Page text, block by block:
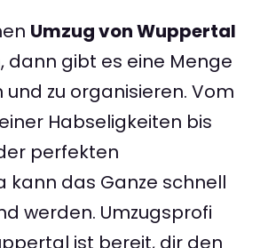
Umzug von Wuppertal
, dann gibt es eine Menge
und zu organisieren. Vom
Habseligkeiten bis
perfekten
kann das Ganze schnell
werden. Umzugsprofi